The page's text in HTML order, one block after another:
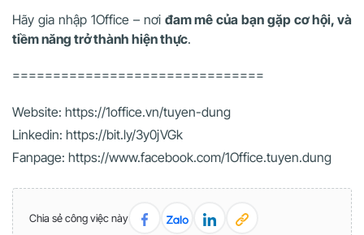
Hãy gia nhập 1Office – nơi đam mê của bạn gặp cơ hội, và
tiềm năng trở thành hiện thực.
===============================
Website: https://1office.vn/tuyen-dung
Linkedin: https://bit.ly/3y0jVGk
Fanpage: https://www.facebook.com/1Office.tuyen.dung
Chia sẻ công việc này